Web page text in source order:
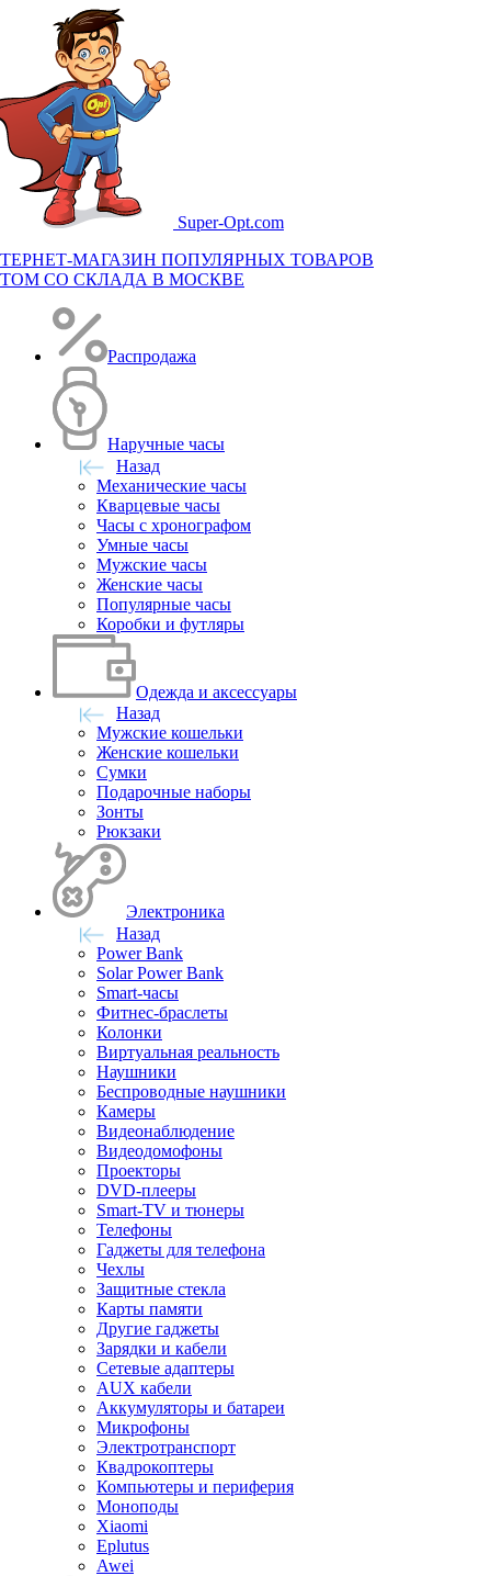
Super-Opt.com
МАГАЗИН ПОПУЛЯРНЫХ ТОВАРОВ
СО СКЛАДА В МОСКВЕ
Распродажа
Наручные часы
Назад
Механические часы
Кварцевые часы
Часы с хронографом
Умные часы
Мужские часы
Женские часы
Популярные часы
Коробки и футляры
Одежда и аксессуары
Назад
Мужские кошельки
Женские кошельки
Сумки
Подарочные наборы
Зонты
Рюкзаки
Электроника
Назад
Power Bank
Solar Power Bank
Smart-часы
Фитнес-браслеты
Колонки
Виртуальная реальность
Наушники
Беспроводные наушники
Камеры
Видеонаблюдение
Видеодомофоны
Проекторы
DVD-плееры
Smart-TV и тюнеры
Телефоны
Гаджеты для телефона
Чехлы
Защитные стекла
Карты памяти
Другие гаджеты
Зарядки и кабели
Сетевые адаптеры
AUX кабели
Аккумуляторы и батареи
Микрофоны
Электротранспорт
Квадрокоптеры
Компьютеры и периферия
Моноподы
Xiaomi
Eplutus
Awei